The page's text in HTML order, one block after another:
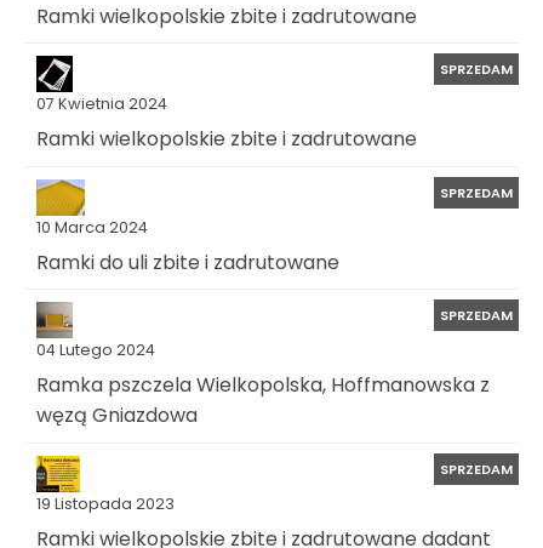
Ramki wielkopolskie zbite i zadrutowane
07 Kwietnia 2024
SPRZEDAM
Ramki wielkopolskie zbite i zadrutowane
10 Marca 2024
SPRZEDAM
Ramki do uli zbite i zadrutowane
04 Lutego 2024
SPRZEDAM
Ramka pszczela Wielkopolska, Hoffmanowska z
węzą Gniazdowa
19 Listopada 2023
SPRZEDAM
Ramki wielkopolskie zbite i zadrutowane dadant